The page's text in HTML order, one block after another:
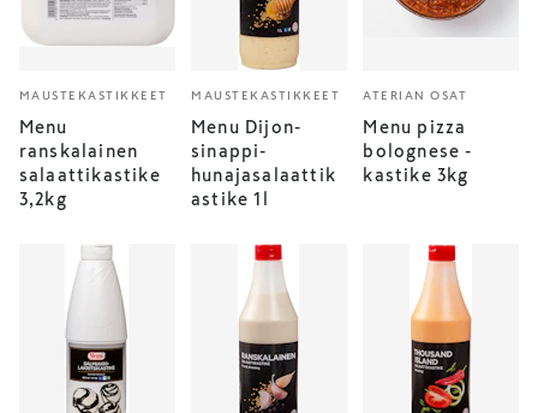
MAUSTEKASTIKKEET
Menu
ranskalainen
salaattikastike
3,2kg
MAUSTEKASTIKKEET
Menu Dijon-
sinappi-
hunajasalaattik
astike 1l
ATERIAN OSAT
Menu pizza
bolognese -
kastike 3kg